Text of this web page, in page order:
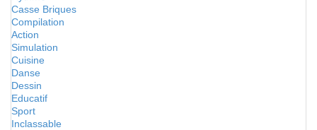
Casse Briques
Compilation
Action
Simulation
Cuisine
Danse
Dessin
Educatif
Sport
Inclassable